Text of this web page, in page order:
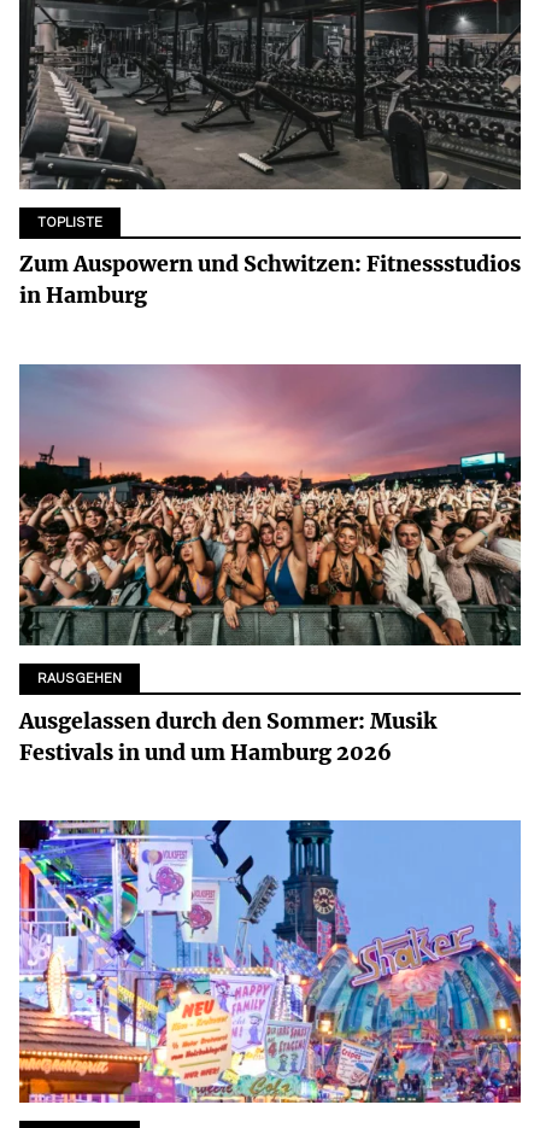
TOPLISTE
Zum Auspowern und Schwitzen: Fitnessstudios
in Hamburg
RAUSGEHEN
Ausgelassen durch den Sommer: Musik
Festivals in und um Hamburg 2026